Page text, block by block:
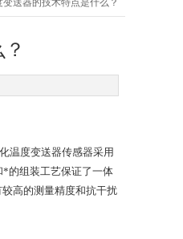
送器的技术特点是什么？
温度变送器传感器采用
*的组装工艺保证了一体
高的测量精度和抗干扰